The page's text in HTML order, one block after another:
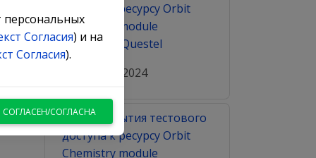
доступа к ресурсу Orbit
Chemistry module
компании Questel
01 ноября, 2024
Дата открытия тестового
доступа к ресурсу Orbit
Chemistry module
персональных
Согласия) и на
Согласия).
СОГЛАСЕН/СОГЛАСНА